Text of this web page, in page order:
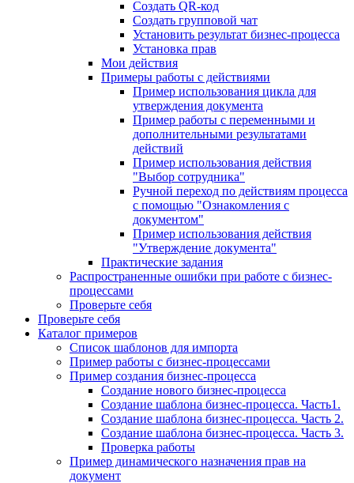
Создать QR-код
Создать групповой чат
Установить результат бизнес-процесса
Установка прав
Мои действия
Примеры работы с действиями
Пример использования цикла для
утверждения документа
Пример работы с переменными и
дополнительными результатами
действий
Пример использования действия
"Выбор сотрудника"
Ручной переход по действиям процесса
с помощью "Ознакомления с
документом"
Пример использования действия
"Утверждение документа"
Практические задания
Распространенные ошибки при работе с бизнес-
процессами
Проверьте себя
Проверьте себя
Каталог примеров
Список шаблонов для импорта
Пример работы с бизнес-процессами
Пример создания бизнес-процесса
Создание нового бизнес-процесса
Создание шаблона бизнес-процесса. Часть1.
Создание шаблона бизнес-процесса. Часть 2.
Создание шаблона бизнес-процесса. Часть 3.
Проверка работы
Пример динамического назначения прав на
документ